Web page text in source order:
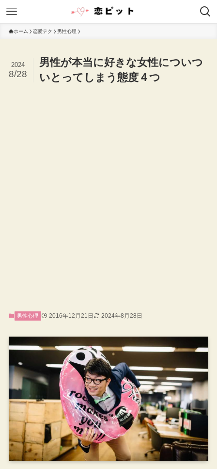
ホーム 恋愛テク 男性心理
男性が本当に好きな女性についつ
いとってしまう態度４つ
2024
8/28
男性心理 2016年12月21日 2024年8月28日